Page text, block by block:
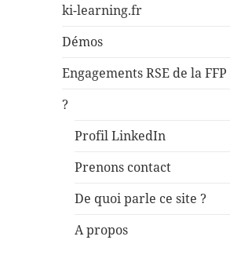
ki-learning.fr
Démos
Engagements RSE de la FFP
?
Profil LinkedIn
Prenons contact
De quoi parle ce site ?
A propos